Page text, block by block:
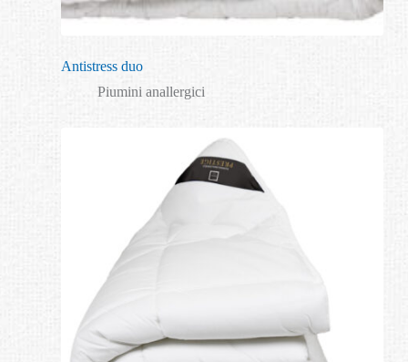
Antistress duo
Piumini anallergici